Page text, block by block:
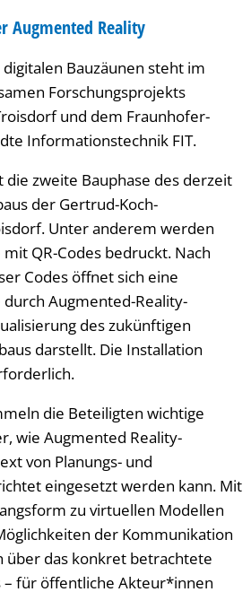
Augmented Reality
Bauzäunen steht im
Forschungsprojekts
und dem Fraunhofer-
Informationstechnik FIT.
die zweite Bauphase des derzeit
der Gertrud-Koch-
Unter anderem werden
QR-Codes bedruckt. Nach
Codes öffnet sich eine
Augmented-Reality-
des zukünftigen
darstellt. Die Installation
die Beteiligten wichtige
wie Augmented Reality-
von Planungs- und
eingesetzt werden kann. Mit
zu virtuellen Modellen
der Kommunikation
über das konkret betrachtete
– für öffentliche Akteur*innen